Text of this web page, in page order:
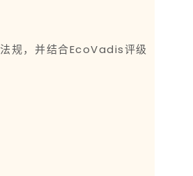
规，并结合EcoVadis评级